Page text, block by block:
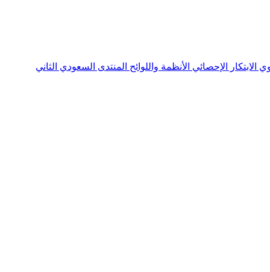
الابتكار الإحصائي الأنظمة واللوائح المنتدى السعودي الثاني